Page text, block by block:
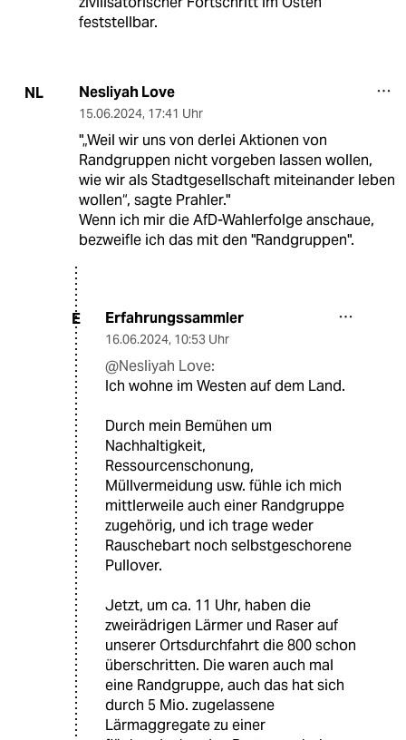
feststellbar.
NL Nesliyah Love
15.06.2024, 17:41 Uhr
"„Weil wir uns von derlei Aktionen von
Randgruppen nicht vorgeben lassen wollen,
wie wir als Stadtgesellschaft miteinander leben
wollen“, sagte Prahler."
Wenn ich mir die AfD-Wahlerfolge anschaue,
bezweifle ich das mit den "Randgruppen".
E Erfahrungssammler
16.06.2024, 10:53 Uhr
@Nesliyah Love:
Ich wohne im Westen auf dem Land.
Durch mein Bemühen um
Nachhaltigkeit,
Ressourcenschonung,
Müllvermeidung usw. fühle ich mich
mittlerweile auch einer Randgruppe
zugehörig, und ich trage weder
Rauschebart noch selbstgeschorene
Pullover.
Jetzt, um ca. 11 Uhr, haben die
zweirädrigen Lärmer und Raser auf
unserer Ortsdurchfahrt die 800 schon
überschritten. Die waren auch mal
eine Randgruppe, auch das hat sich
durch 5 Mio. zugelassene
Lärmaggregate zu einer